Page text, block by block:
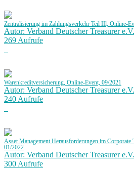
Zentralisierung im Zahlungsverkehr Teil IIl, Online-
Autor: Verband Deutscher Treasurer e.V.
269 Aufrufe
Warenkreditversicherung, Online-Event, 09/2021
Autor: Verband Deutscher Treasurer e.V.
240 Aufrufe
Asset Management Herausforderungen im Corporate
01/2022
Autor: Verband Deutscher Treasurer e.V.
300 Aufrufe